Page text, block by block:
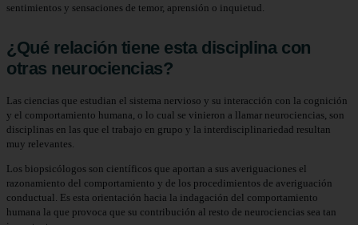
sentimientos y sensaciones de temor, aprensión o inquietud.
¿Qué relación tiene esta disciplina con
otras neurociencias?
Las ciencias que estudian el sistema nervioso y su interacción con la cognición
y el comportamiento humana, o lo cual se vinieron a llamar neurociencias, son
disciplinas en las que el trabajo en grupo y la interdisciplinariedad resultan
muy relevantes.
Los biopsicólogos son científicos que aportan a sus averiguaciones el
razonamiento del comportamiento y de los procedimientos de averiguación
conductual. Es esta orientación hacia la indagación del comportamiento
humana la que provoca que su contribución al resto de neurociencias sea tan